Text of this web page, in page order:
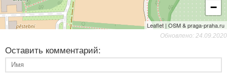
−
Leaflet | OSM & praga-praha.ru
Обновлено: 24.09.2020
Оставить комментарий: